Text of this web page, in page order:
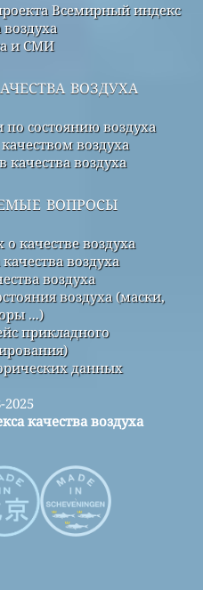
Всемирный индекс
воздуха
и СМИ
воздуха
по состоянию воздуха
воздуха
качества воздуха
вопросы
качестве воздуха
воздуха
воздуха
воздуха (маски,
...)
прикладного
данных
2025
качества воздуха